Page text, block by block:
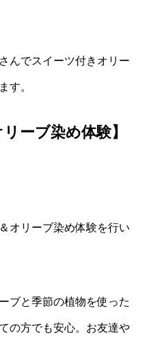
んでスイーツ付きオリー
す。
ーブ染め体験】
オリーブ染め体験を行い
ブと季節の植物を使った
の方でも安心。お友達や